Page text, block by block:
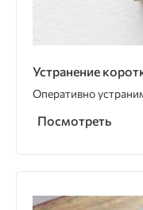
Устранение
Оперативно
Посмотреть